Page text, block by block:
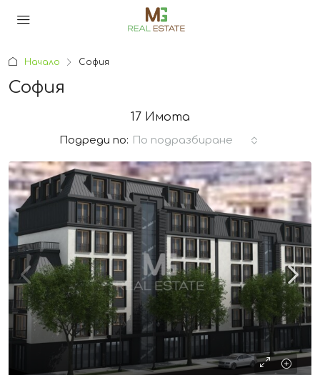
Начало София
София
17 Имотa
Подреди по: По подразбиране